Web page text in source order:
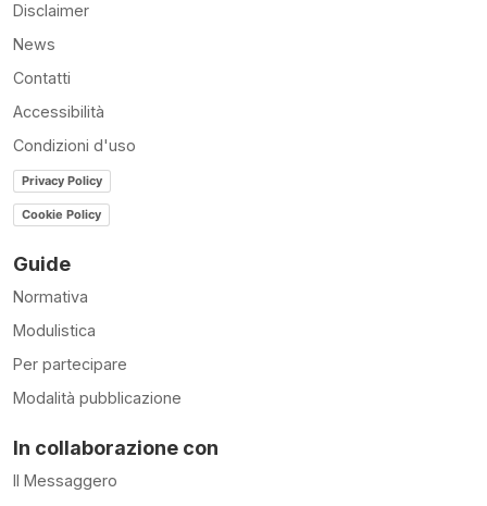
Disclaimer
News
Contatti
Accessibilità
Condizioni d'uso
Privacy Policy
Cookie Policy
Guide
Normativa
Modulistica
Per partecipare
Modalità pubblicazione
In collaborazione con
Il Messaggero